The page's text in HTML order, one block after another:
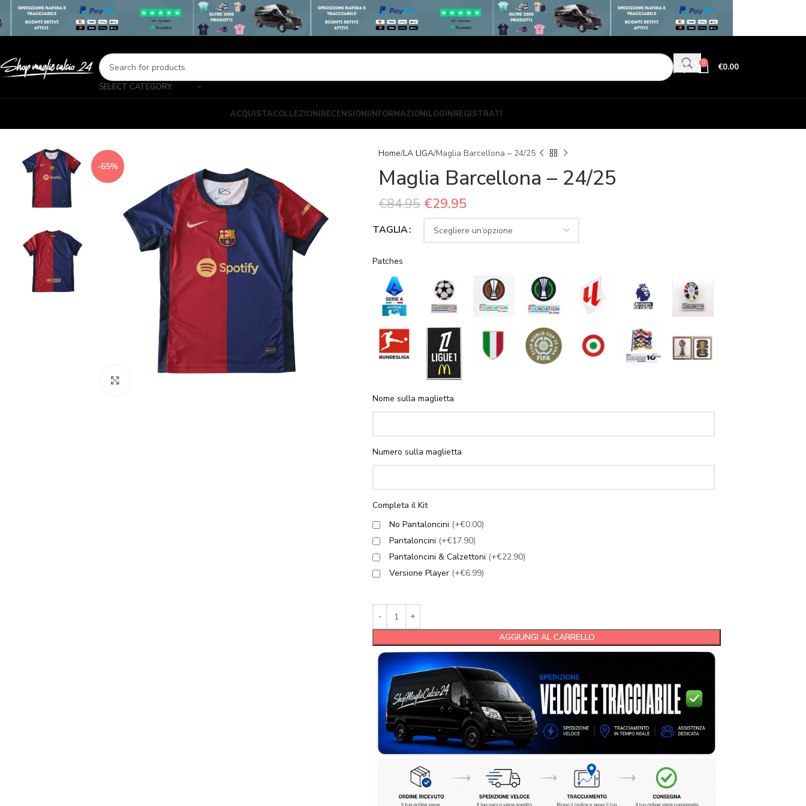
SELECT CATEGORY
0 €0.00
ACQUISTACOLLEZIONIRECENSIONIINFORMAZIONILOGINREGISTRATI
-65%
Home LA LIGA Maglia Barcellona – 24/25
Maglia Barcellona – 24/25
€84.95 €29.95
TAGLIA
Patches
Nome sulla maglietta
Numero sulla maglietta
Completa il Kit
No Pantaloncini (+€0.00)
Pantaloncini (+€17.90)
Pantaloncini & Calzettoni (+€22.90)
Versione Player (+€6.99)
AGGIUNGI AL CARRELLO